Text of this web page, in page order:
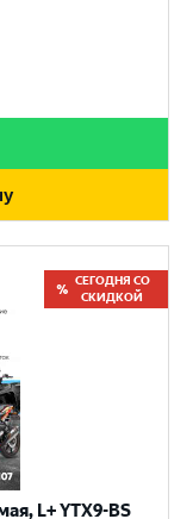
СЕГОДНЯ СО
СКИДКОЙ
L+ YTX9-BS